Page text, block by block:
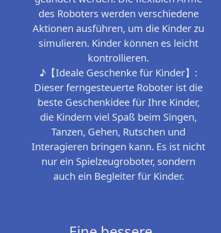
des Roboters werden verschiedene
Aktionen ausführen, um die Kinder zu
simulieren. Kinder können es leicht
kontrollieren.
♪【Ideale Geschenke für Kinder】:
Dieser ferngesteuerte Roboter ist die
beste Geschenkidee für Ihre Kinder,
die Kindern viel Spaß beim Singen,
Tanzen, Gehen, Rutschen und
Interagieren bringen kann. Es ist nicht
nur ein Spielzeugroboter, sondern
auch ein Begleiter für Kinder.